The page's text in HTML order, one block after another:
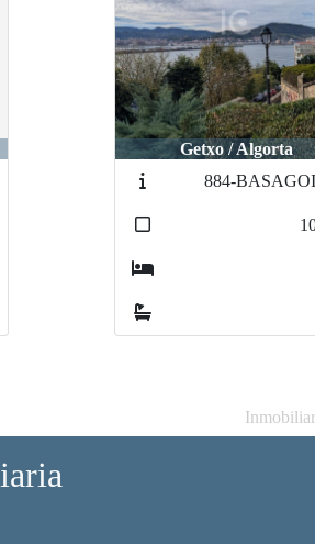
Getxo / Algorta
939-